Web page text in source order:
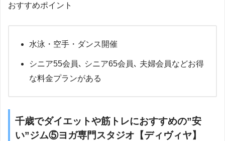
おすすめポイント
水泳・空手・ダンス開催
シニア55会員､ シニア65会員､ 夫婦会員などお得
な料金プランがある
千歳でダイエットや筋トレにおすすめの”安
い”ジム⑤ヨガ専門スタジオ【ディヴィヤ】